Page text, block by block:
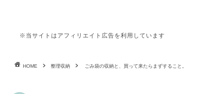
※当サイトはアフィリエイト広告を利用しています
HOME 整理収納 ごみ袋の収納と、買って来たらまずすること。